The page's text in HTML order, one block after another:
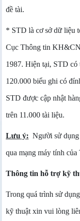
đề tài.
* STD là cơ sở dữ liệu
Cục Thông tin
1987. Hiện tại, STD có
120.000 biểu ghi có
STD được cập nhật
trên 11.000 tài liệu.
Lưu ý: Người sử
qua mạng máy tính của
Thông tin hỗ trợ kỹ
Trong quá trình sử
kỹ thuật xin vui lòng